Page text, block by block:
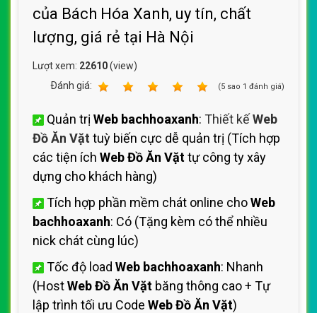
của Bách Hóa Xanh, uy tín, chất
lượng, giá rẻ tại Hà Nội
Lượt xem: 22610(view)
Ðánh giá:
(5 sao 1 đánh giá)
Quản trị Web bachhoaxanh: Thiết kếWeb
Đồ Ăn Vặt tuỳ biến cực dễ quản trị (Tích hợp
các tiện ích Web Đồ Ăn Vặttự công ty xây
dựng cho khách hàng)
Tích hợp phần mềm chát online choWeb
bachhoaxanh: Có (Tặng kèm có thể nhiều
nick chát cùng lúc)
Tốc độ load Web bachhoaxanh: Nhanh
(HostWeb Đồ Ăn Vặt băng thông cao + Tự
lập trình tối ưu Code Web Đồ Ăn Vặt)